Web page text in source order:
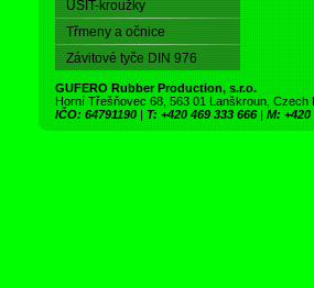
USIT-kroužky
Třmeny a očnice
Závitové tyče DIN 976
GUFERO Rubber Production, s.r.o.
Horní Třešňovec 68, 563 01 Lanškroun, Czech
IČO: 64791190 | T: +420 469 333 666 | M: +420